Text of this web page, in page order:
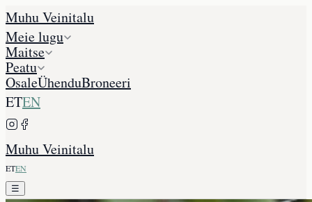
Muhu Veinitalu
Meie lugu
Maitse
Peatu
OsaleÜhenduBroneeri
ETEN
Muhu Veinitalu
ETEN
☰